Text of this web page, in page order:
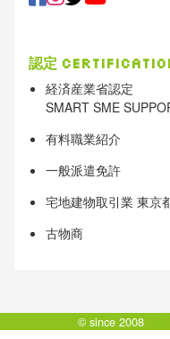
認定
経済産業省認定
SMART SME
有料職業紹介
一般派遣免許
宅地建物取引業 東京
古物商
© since 2008